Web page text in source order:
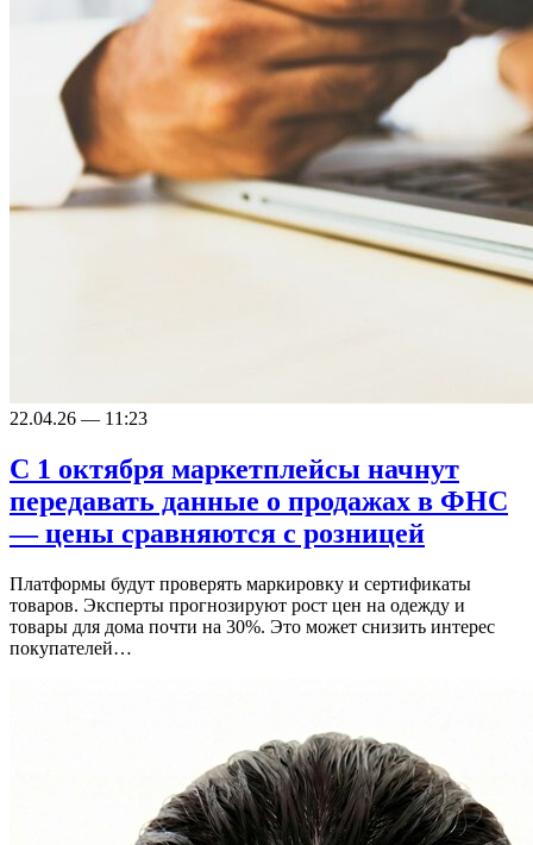
22.04.26 — 11:23
С 1 октября маркетплейсы начнут
передавать данные о продажах в ФНС
— цены сравняются с розницей
Платформы будут проверять маркировку и сертификаты
товаров. Эксперты прогнозируют рост цен на одежду и
товары для дома почти на 30%. Это может снизить интерес
покупателей…